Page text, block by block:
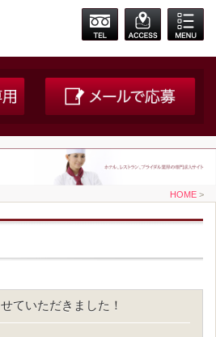
HOME >
ていただきました！